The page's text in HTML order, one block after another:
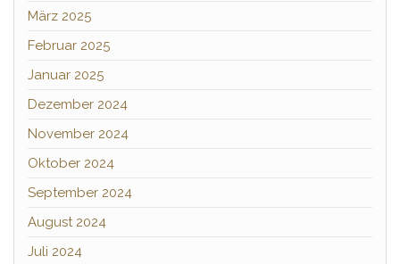
März 2025
Februar 2025
Januar 2025
Dezember 2024
November 2024
Oktober 2024
September 2024
August 2024
Juli 2024